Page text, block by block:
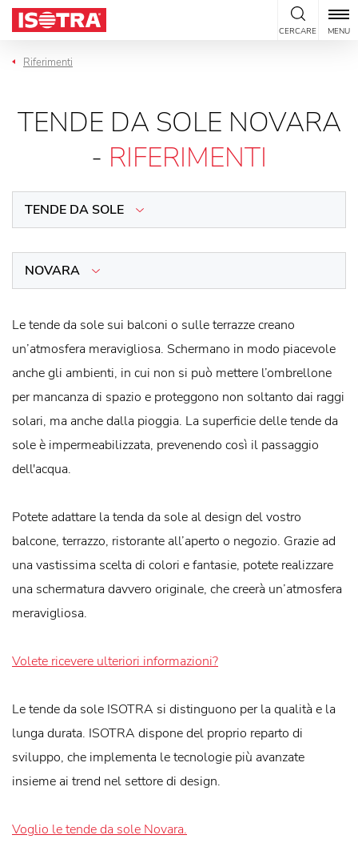
Vai al contenuto
CERCARE MENU
Riferimenti
TENDE DA SOLE NOVARA
- RIFERIMENTI
TENDE DA SOLE
NOVARA
Le tende da sole sui balconi o sulle terrazze creano
un’atmosfera meravigliosa. Schermano in modo piacevole
anche gli ambienti, in cui non si può mettere l’ombrellone
per mancanza di spazio e proteggono non soltanto dai raggi
solari, ma anche dalla pioggia. La superficie delle tende da
sole è impermeabilizzata, prevenendo così il passaggio
dell'acqua.
Potete adattare la tenda da sole al design del vostro
balcone, terrazzo, ristorante all’aperto o negozio. Grazie ad
una vastissima scelta di colori e fantasie, potete realizzare
una schermatura davvero originale, che creerà un’atmosfera
meravigliosa.
Volete ricevere ulteriori informazioni?
Le tende da sole ISOTRA si distinguono per la qualità e la
lunga durata. ISOTRA dispone del proprio reparto di
sviluppo, che implementa le tecnologie più avanzate
insieme ai trend nel settore di design.
Voglio le tende da sole Novara.